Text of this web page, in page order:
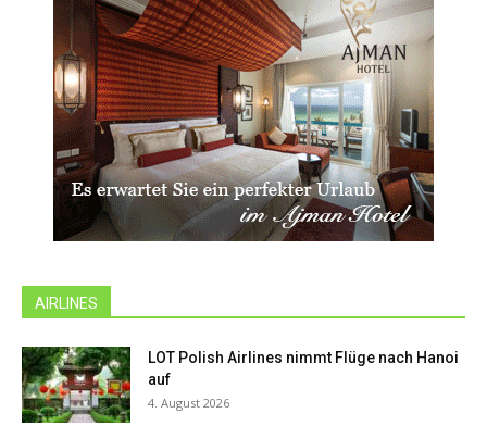
AIRLINES
LOT Polish Airlines nimmt Flüge nach Hanoi
auf
4. August 2026